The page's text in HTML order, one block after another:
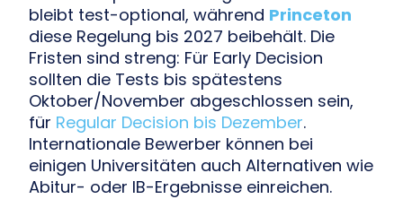
bleibt test-optional, während Princeton
diese Regelung bis 2027 beibehält. Die
Fristen sind streng: Für Early Decision
sollten die Tests bis spätestens
Oktober/November abgeschlossen sein,
für Regular Decision bis Dezember.
Internationale Bewerber können bei
einigen Universitäten auch Alternativen wie
Abitur- oder IB-Ergebnisse einreichen.